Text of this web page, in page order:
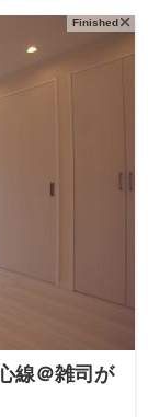
Finished
線＠雑司が